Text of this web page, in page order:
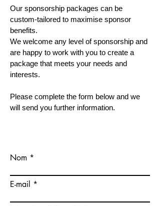
Our sponsorship packages can be
custom-tailored to maximise sponsor
benefits.
We welcome any level of sponsorship and
are happy to work with you to create a
package that meets your needs and
interests.
Please complete the form below and we
will send you further information.
Nom
E-mail